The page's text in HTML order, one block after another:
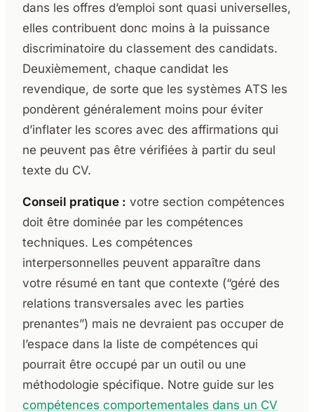
dans les offres d’emploi sont quasi universelles,
elles contribuent donc moins à la puissance
discriminatoire du classement des candidats.
Deuxièmement, chaque candidat les
revendique, de sorte que les systèmes ATS les
pondèrent généralement moins pour éviter
d’inflater les scores avec des affirmations qui
ne peuvent pas être vérifiées à partir du seul
texte du CV.
Conseil pratique : votre section compétences
doit être dominée par les compétences
techniques. Les compétences
interpersonnelles peuvent apparaître dans
votre résumé en tant que contexte (“géré des
relations transversales avec les parties
prenantes”) mais ne devraient pas occuper de
l’espace dans la liste de compétences qui
pourrait être occupé par un outil ou une
méthodologie spécifique. Notre guide sur les
compétences comportementales dans un CV